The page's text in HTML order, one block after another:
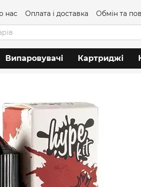
нас Оплата і доставка Обмін та
Випаровувачі Картриджі